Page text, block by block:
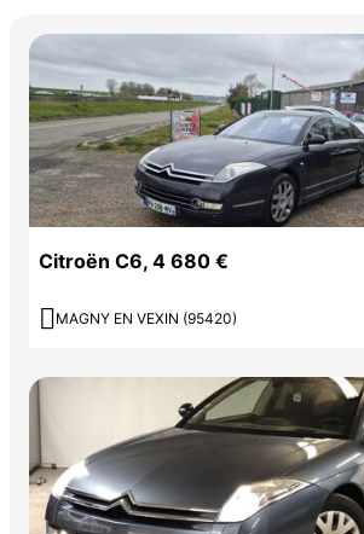
Citroën C6, 4 680 €
 MAGNY EN VEXIN (95420)